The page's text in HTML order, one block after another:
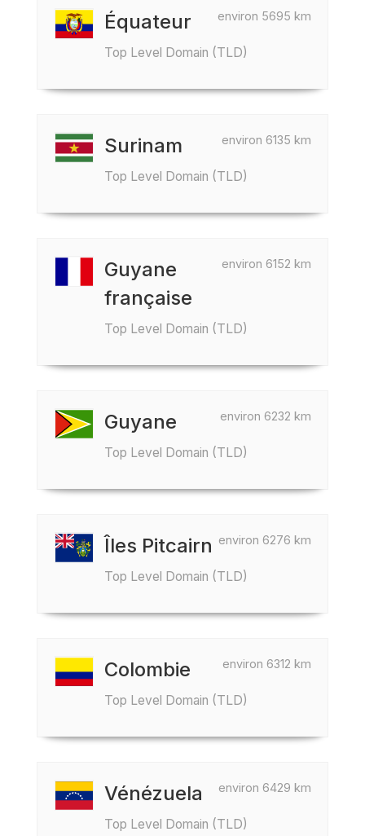
environ 5695 km
Équateur
Top Level Domain (TLD)
environ 6135 km
Surinam
Top Level Domain (TLD)
environ 6152 km
Guyane
française
Top Level Domain (TLD)
environ 6232 km
Guyane
Top Level Domain (TLD)
environ 6276 km
Îles Pitcairn
Top Level Domain (TLD)
environ 6312 km
Colombie
Top Level Domain (TLD)
environ 6429 km
Vénézuela
Top Level Domain (TLD)